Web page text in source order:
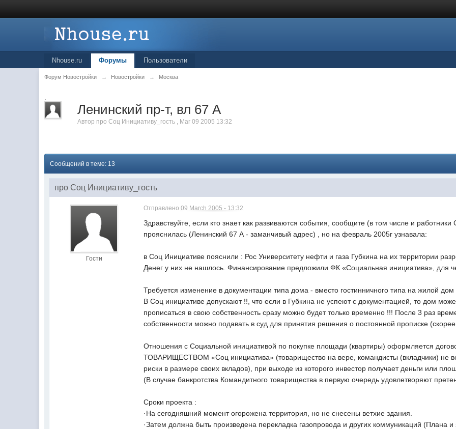
Nhouse.ru Форумы Пользователи
Форум Новостройки → Новостройки → Москва
.
Ленинский пр-т, вл 67 А
Автор про Соц Инициативу_гость , Mar 09 2005 13:32
Сообщений в теме: 13
про Соц Инициативу_гость
Гости
Отправлено09 March 2005 - 13:32
Здравствуйте, если кто знает как развиваются события, сообщите (в том числе и
прояснилась (Ленинский 67 А - заманчивый адрес) , но на февраль 2005г узнавала:
в Соц Инициативе пояснили : Рос Университету нефти и газа Губкина на их территории
Денег у них не нашлось. Финансирование предложили ФК «Социальная инициатива», для
Требуется изменение в документации типа дома - вместо гостинничного типа на жилой
В Соц инициативе допускают !!, что если в Губкина не успеют с документацией, то дом
прописаться в свою собственность сразу можно будет только временно !!! После 3 раз
собственности можно подавать в суд для принятия решения о постоянной прописке
Отношения с Социальной инициативой по покупке площади (квартиры) оформляется
ТОВАРИЩЕСТВОМ «Соц инициатива» (товарищество на вере, командисты (вкладчики) не
риски в размере своих вкладов), при выходе из которого инвестор получает деньги или
(В случае банкротства Командитного товарищества в первую очередь удовлетворяют
Сроки проекта :
·На сегодняшний момент огорожена территория, но не снесены ветхие здания.
·Затем должна быть произведена перекладка газопровода и других коммуникаций (Плана и